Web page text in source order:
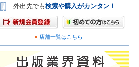
外出先でも検索や購入がカンタン！
店舗一覧はこちら